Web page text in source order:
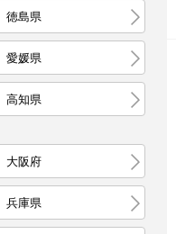
徳島県
愛媛県
高知県
大阪府
兵庫県